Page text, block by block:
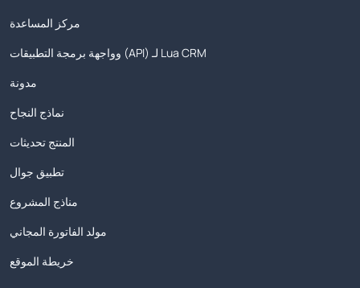
مركز المساعدة
وواجهة برمجة التطبيقات (API) لـ Lua CRM
مدونة
نماذج النجاح
المنتج تحديثات
تطبيق جوال
مناذج المشروع
مولد الفاتورة المجاني
خريطة الموقع